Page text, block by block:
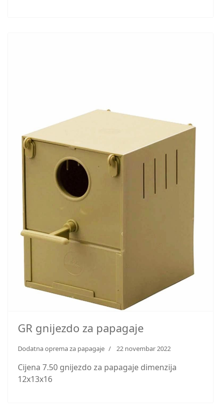
GR gnijezdo za papagaje
Dodatna oprema za papagaje 22 novembar 2022
Cijena 7.50 gnijezdo za papagaje dimenzija
12x13x16